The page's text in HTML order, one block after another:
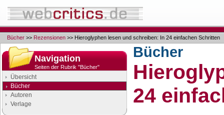
Bücher >> Rezensionen >> Hieroglyphen lesen und schreiben: In 24 einfachen Schritten
Navigation
Seiten der Rubrik "Bücher"
Übersicht
Bücher
Autoren
Verlage
Bücher
24